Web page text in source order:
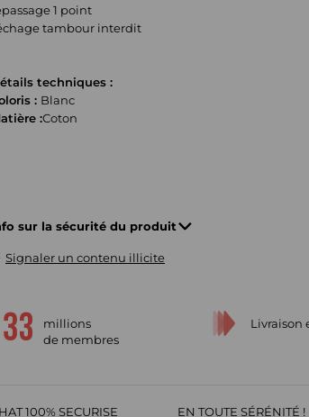
1 point
tambour interdit
techniques :
: Blanc
:Coton
sur la sécurité du produit
Signaler un contenu illicite
millions
de membres
Livraison
100% SECURISE EN TOUTE SÉRÉNITÉ !